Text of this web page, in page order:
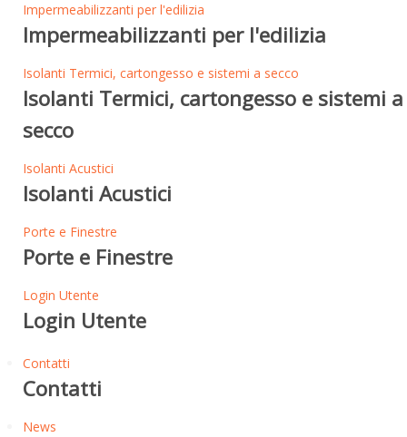
Impermeabilizzanti per l'edilizia
Impermeabilizzanti per l'edilizia
Isolanti Termici, cartongesso e sistemi a secco
Isolanti Termici, cartongesso e sistemi a
secco
Isolanti Acustici
Isolanti Acustici
Porte e Finestre
Porte e Finestre
Login Utente
Login Utente
Contatti
Contatti
News